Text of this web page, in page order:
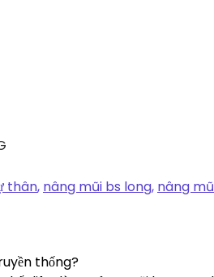
thân, nâng mũi bs long, nâng
thống?